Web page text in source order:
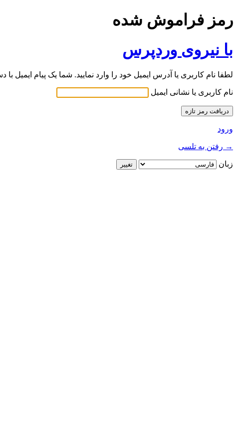
رمز فراموش شده
با نیروی وردپرس
لطفا نام کاربری یا آدرس ایمیل خود را وارد نمایید. شما یک پیام ایمیل
نام کاربری یا نشانی ایمیل
ورود
→ رفتن به تلسی
زبان